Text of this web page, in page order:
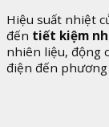
Hiệu suất nhiệt
đến tiết kiệm
nhiên liệu, động
điện đến